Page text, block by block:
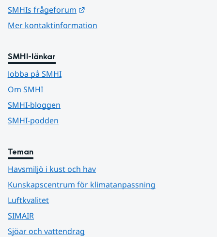
SMHIs frågeforum
Mer kontaktinformation
SMHI-länkar
Jobba på SMHI
Om SMHI
SMHI-bloggen
SMHI-podden
Teman
Havsmiljö i kust och hav
Kunskapscentrum för klimatanpassning
Luftkvalitet
SIMAIR
Sjöar och vattendrag